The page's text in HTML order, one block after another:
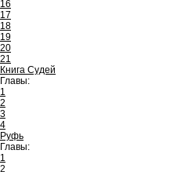
16
17
18
19
20
21
Книга Судей
Главы:
1
2
3
4
Руфь
Главы:
1
2